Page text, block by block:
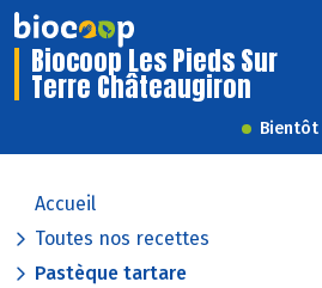
Biocoop Les Pieds Sur
Terre Châteaugiron
Bientôt
Accueil
Toutes nos recettes
Pastèque tartare